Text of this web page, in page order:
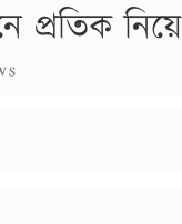
প্রতিক